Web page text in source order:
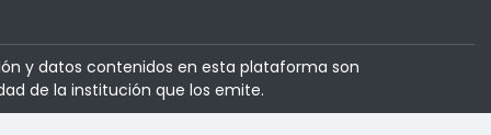
y datos contenidos en esta plataforma son
de la institución que los emite.